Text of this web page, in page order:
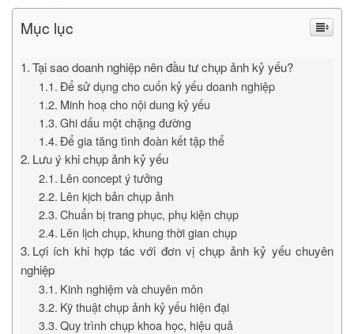
Mục lục
Tại sao doanh nghiệp nên đầu tư chụp ảnh kỷ yếu?
Để sử dụng cho cuốn kỷ yếu doanh nghiệp
Minh hoạ cho nội dung kỷ yếu
Ghi dấu một chặng đường
Để gia tăng tình đoàn kết tập thể
Lưu ý khi chụp ảnh kỷ yếu
Lên concept ý tưởng
Lên kịch bản chụp ảnh
Chuẩn bị trang phục, phụ kiện chụp
Lên lịch chụp, khung thời gian chụp
Lợi ích khi hợp tác với đơn vị chụp ảnh kỷ yếu chuyên
nghiệp
Kinh nghiệm và chuyên môn
Kỹ thuật chụp ảnh kỷ yếu hiện đại
Quy trình chụp khoa học, hiệu quả